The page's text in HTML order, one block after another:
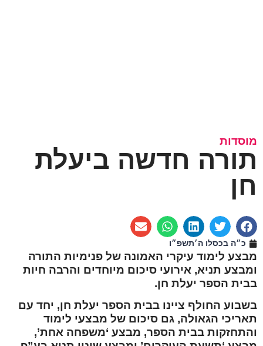
מוסדות
תורה חדשה ביעלת
חן
כ״ה בכסלו ה׳תשפ״ו
מבצע לימוד עיקרי האמונה של פנימיות התורה
ומבצע תניא, אירועי סיכום מיוחדים והרבה חיות
בבית הספר יעלת חן.
בשבוע החולף ציינו בבית הספר יעלת חן, יחד עם
תאריכי הגאולה, גם סיכום של מבצעי לימוד
והתחזקות בבית הספר, מבצע ‘משפחה אחת’,